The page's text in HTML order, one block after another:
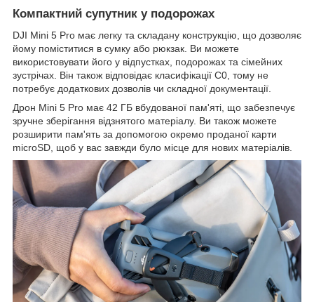
Компактний супутник у подорожах
DJI Mini 5 Pro має легку та складану конструкцію, що дозволяє
йому поміститися в сумку або рюкзак. Ви можете
використовувати його у відпустках, подорожах та сімейних
зустрічах. Він також відповідає класифікації C0, тому не
потребує додаткових дозволів чи складної документації.
Дрон Mini 5 Pro має 42 ГБ вбудованої пам'яті, що забезпечує
зручне зберігання відзнятого матеріалу. Ви також можете
розширити пам'ять за допомогою окремо проданої карти
microSD, щоб у вас завжди було місце для нових матеріалів.